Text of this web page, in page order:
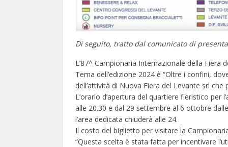
Di seguito, tratto dal comunicato di
L’87^ Campionaria Internazionale della
Tema dell’edizione 2024 è “Oltre i confini,
dell’attività di Nuova Fiera del Levante srl
L’orario d’apertura del quartiere fieristico per
alle 20.30 e dal 29 settembre al 6 ottobre
l’area dedicata chiuderà alle 24.
Il costo del biglietto per visitare la
“Questa scelta è stata fatta per incentivare